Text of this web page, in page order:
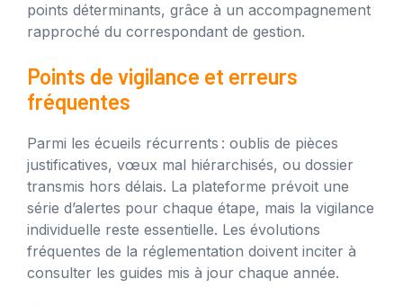
points déterminants, grâce à un accompagnement
rapproché du correspondant de gestion.
Points de vigilance et erreurs
fréquentes
Parmi les écueils récurrents : oublis de pièces
justificatives, vœux mal hiérarchisés, ou dossier
transmis hors délais. La plateforme prévoit une
série d’alertes pour chaque étape, mais la vigilance
individuelle reste essentielle. Les évolutions
fréquentes de la réglementation doivent inciter à
consulter les guides mis à jour chaque année.